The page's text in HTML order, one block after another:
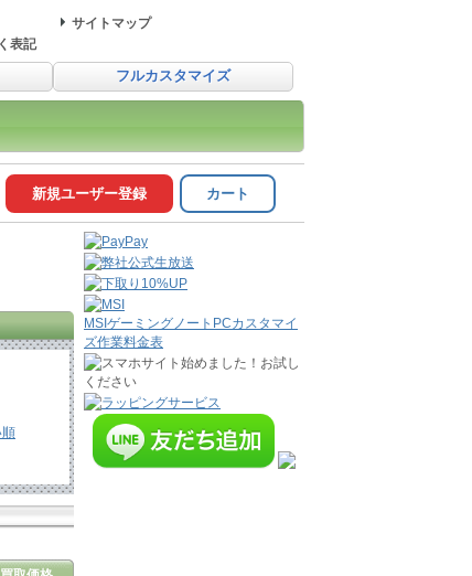
サイトマップ
表記
フルカスタマイズ
新規ユーザー登録 カート
順
MSIゲーミングノートPCカスタマイ
ズ作業料金表